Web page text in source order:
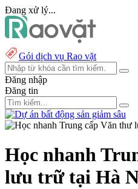
Đang xử lý...
Gói dịch vụ Rao vặt
Đăng nhập
Đăng tin
Học nhanh
lưu trữ tại Hà